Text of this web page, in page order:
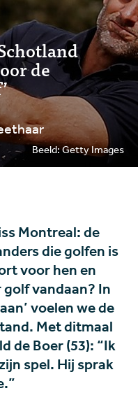
de
Beeld: Getty Images
Montreal: de
die golfen is
voor hen en
vandaan? In
voelen we de
Met ditmaal
de Boer (53): “Ik
spel. Hij sprak